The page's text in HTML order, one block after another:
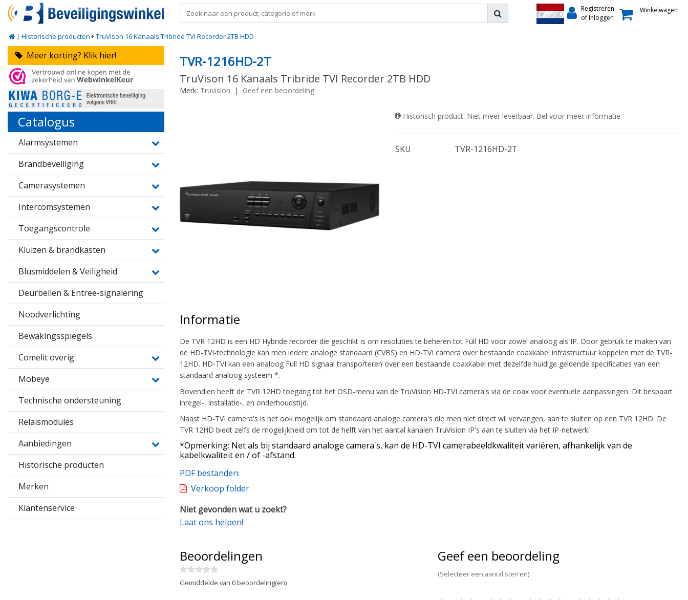
Registreren
of Inloggen
Winkelwagen
| Historische producten TruVison 16 Kanaals Tribride TVI Recorder 2TB HDD
Meer korting? Klik hier!
Catalogus
Alarmsystemen
Brandbeveiliging
Camerasystemen
Intercomsystemen
Toegangscontrole
Kluizen & brandkasten
Blusmiddelen & Veiligheid
Deurbellen & Entree-signalering
Noodverlichting
Bewakingsspiegels
Comelit overig
Mobeye
Technische ondersteuning
Relaismodules
Aanbiedingen
Historische producten
Merken
Klantenservice
TVR-1216HD-2T
TruVison 16 Kanaals Tribride TVI Recorder 2TB HDD
Merk: Truvision | Geef een beoordeling
Historisch product: Niet meer leverbaar. Bel voor meer informatie.
SKU TVR-1216HD-2T
Informatie
De TVR 12HD is een HD Hybride recorder die geschikt is om resoluties te beheren tot Full HD voor zowel analoog als IP. Door gebruik te maken van
de HD-TVI-technologie kan men iedere analoge standaard (CVBS) en HD-TVI camera over bestaande coaxkabel infrastructuur koppelen met de TVR-
12HD. HD-TVI kan een analoog Full HD signaal transporteren over een bestaande coaxkabel met dezelfde huidige geldende specificaties van een
standaard analoog systeem *.
Bovendien heeft de TVR 12HD toegang tot het OSD-menu van de TruVision HD-TVI camera's via de coax voor eventuele aanpassingen. Dit bespaart
inregel-, installatie-, en onderhoudstijd.
Naast HD-TVI camera's is het ook mogelijk om standaard analoge camera's die men niet direct wil vervangen, aan te sluiten op een TVR 12HD. De
TVR 12HD biedt zelfs de mogelijkheid om tot de helft van het aantal kanalen TruVision IP's aan te sluiten via het IP-netwerk.
*Opmerking: Net als bij standaard analoge camera's, kan de HD-TVI camerabeeldkwaliteit variëren, afhankelijk van de
kabelkwaliteit en / of -afstand.
PDF bestanden:
Verkoop folder
Niet gevonden wat u zoekt?
Laat ons helpen!
Beoordelingen
Gemiddelde van 0 beoordeling(en)
Geef een beoordeling
(Selecteer een aantal sterren)